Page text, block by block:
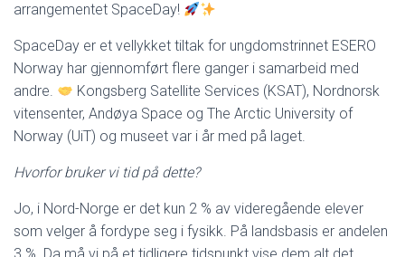
arrangementet SpaceDay!
SpaceDay er et vellykket tiltak for ungdomstrinnet ESERO
Norway har gjennomført flere ganger i samarbeid med
andre.
Kongsberg Satellite Services (KSAT), Nordnorsk
vitensenter, Andøya Space og The Arctic University of
Norway (UiT) og museet var i år med på laget.
Hvorfor bruker vi tid på dette?
Jo, i Nord-Norge er det kun 2 % av videregående elever
som velger å fordype seg i fysikk. På landsbasis er andelen